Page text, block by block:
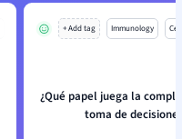
+ Add tag Immunology
¿Qué papel juega la
toma de